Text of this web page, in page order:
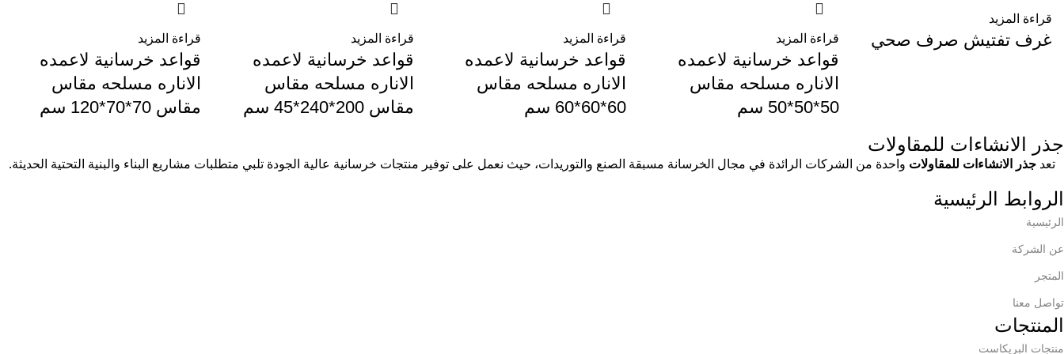
قراءة المزيد
غرف تفتيش صرف صحي قراءة المزيد
قواعد خرسانية لاعمده
الاناره مسلحه مقاس
50*50*50 سم
قراءة المزيد
قواعد خرسانية لاعمده
الاناره مسلحه مقاس
60*60*60 سم
قراءة المزيد
قواعد خرسانية لاعمده
الاناره مسلحه مقاس
مقاس 200*240*45 سم
قراءة المزيد
قواعد خرسانية لاعمده
الاناره مسلحه مقاس
مقاس 70*70*120 سم
جذر الانشاءات للمقاولات
تعد جذر الانشاءات للمقاولات واحدة من الشركات الرائدة في مجال الخرسانة مسبقة الصنع والتوريدات، حيث نعمل على توفير منتجات خرسانية عالية الجودة تلبي متطلبات مشاريع البناء والبنية التحتية الحديثة.
الروابط الرئيسية
الرئيسية
عن الشركة
المتجر
تواصل معنا
المنتجات
منتجات البريكاست